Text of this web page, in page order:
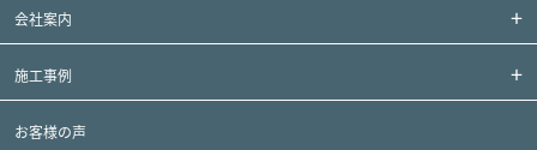
会社案内
施工事例
お客様の声